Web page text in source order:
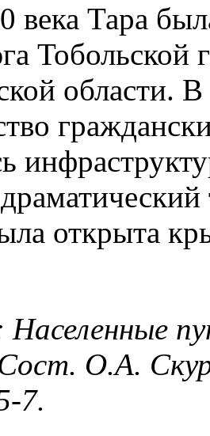
века Тара
Тобольской
области.
открыта
О.А.
7.